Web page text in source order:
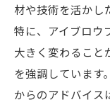
材や技術を活かし
特に、アイブロウ
大きく変わること
を強調しています
からのアドバイス